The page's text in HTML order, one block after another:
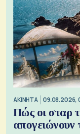
ΑΚΙΝΗΤΑ 09.08.2026,
Πώς οι σταρ
απογειώνουν